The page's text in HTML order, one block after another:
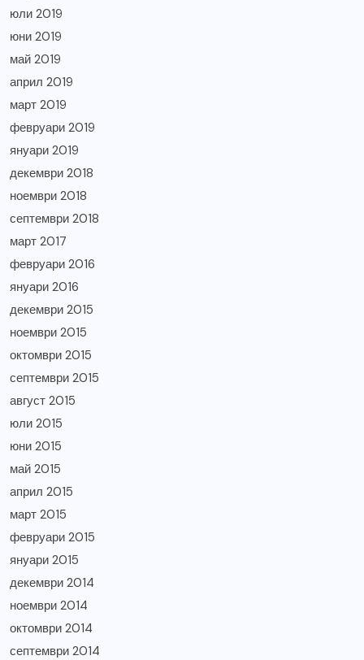
юли 2019
юни 2019
май 2019
април 2019
март 2019
февруари 2019
януари 2019
декември 2018
ноември 2018
септември 2018
март 2017
февруари 2016
януари 2016
декември 2015
ноември 2015
октомври 2015
септември 2015
август 2015
юли 2015
юни 2015
май 2015
април 2015
март 2015
февруари 2015
януари 2015
декември 2014
ноември 2014
октомври 2014
септември 2014